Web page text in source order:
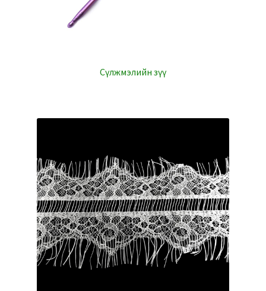
Сүлжмэлийн зүү